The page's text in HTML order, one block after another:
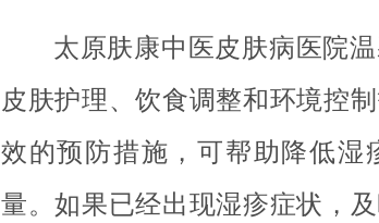
太原肤康中医皮肤病医院
皮肤护理、饮食调整和环境控
效的预防措施，可帮助降低湿
量。如果已经出现湿疹症状，